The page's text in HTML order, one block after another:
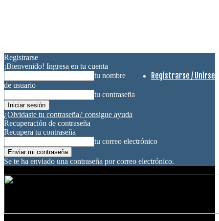
Registrarse / Unirse
Registrarse
¡Bienvenido! Ingresa en tu cuenta
tu nombre
de usuario
tu contraseña
¿Olvidaste tu contraseña? consigue ayuda
Recuperación de contraseña
Recupera tu contraseña
tu correo electrónico
Se te ha enviado una contraseña por correo electrónico.